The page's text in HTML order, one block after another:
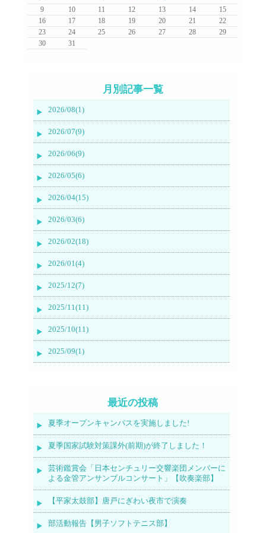
9
10 11 12 13 14
15
16
17 18 19 20 21
22
23
24 25 26 27 28
29
30
31
月別記事一覧
2026/08(1)
2026/07(9)
2026/06(9)
2026/05(6)
2026/04(15)
2026/03(6)
2026/02(18)
2026/01(4)
2025/12(7)
2025/11(11)
2025/10(11)
2025/09(1)
最近の投稿
夏季オープンキャンパスを実施しました!
夏季国家試験対策課外(前期)が終了しました！
芸術鑑賞会「日本センチュリー交響楽団メンバーに
よる金管アンサンブルコンサート」【吹奏楽部】
【平家太鼓部】唐戸にぎわい夜市で演奏
部活動報告【男子ソフトテニス部】